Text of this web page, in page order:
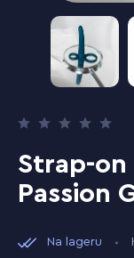
Strap-on
Passion
Na lageru